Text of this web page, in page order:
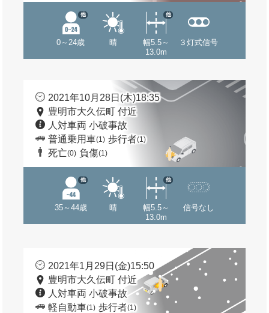
0～24歳
他
晴
幅5.5～
13.0m
他
３灯式信号
2021年10月28日(木)18:35
豊明市大久伝町 付近
人対車両 小破事故
普通乗用車(1) 歩行者(1)
死亡(0) 負傷(1)
35～44歳
他
晴
幅5.5～
13.0m
他
信号なし
2021年1月29日(金)15:50
豊明市大久伝町 付近
人対車両 小破事故
軽自動車(1) 歩行者(1)